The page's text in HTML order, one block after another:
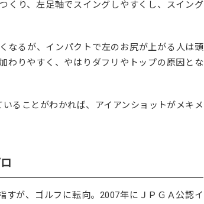
くり、左足軸でスイングしやすくし、スイング
なるが、インパクトで左のお尻が上がる人は頭
わりやすく、やはりダフリやトップの原因とな
ることがわかれば、アイアンショットがメキメ
が、ゴルフに転向。2007年にＪＰＧＡ公認イ